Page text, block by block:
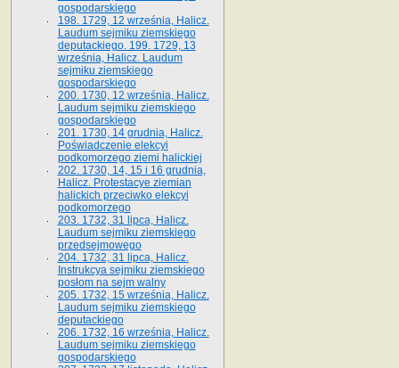
gospodarskiego
198. 1729, 12 września, Halicz.
Laudum sejmiku ziemskiego
deputackiego. 199. 1729, 13
września, Halicz. Laudum
sejmiku ziemskiego
gospodarskiego
200. 1730, 12 września, Halicz.
Laudum sejmiku ziemskiego
gospodarskiego
201. 1730, 14 grudnia, Halicz.
Poświadczenie elekcyi
podkomorzego ziemi halickiej
202. 1730, 14, 15 i 16 grudnia,
Halicz. Protestacye ziemian
halickich przeciwko elekcyi
podkomorzego
203. 1732, 31 lipca, Halicz.
Laudum sejmiku ziemskiego
przedsejmowego
204. 1732, 31 lipca, Halicz.
Instrukcya sejmiku ziemskiego
posłom na sejm walny
205. 1732, 15 września, Halicz.
Laudum sejmiku ziemskiego
deputackiego
206. 1732, 16 września, Halicz.
Laudum sejmiku ziemskiego
gospodarskiego